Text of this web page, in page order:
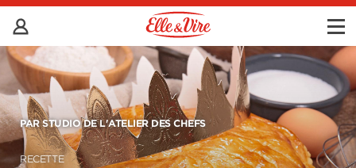
PAR STUDIO DE L'ATELIER DES CHEFS
RECETTE